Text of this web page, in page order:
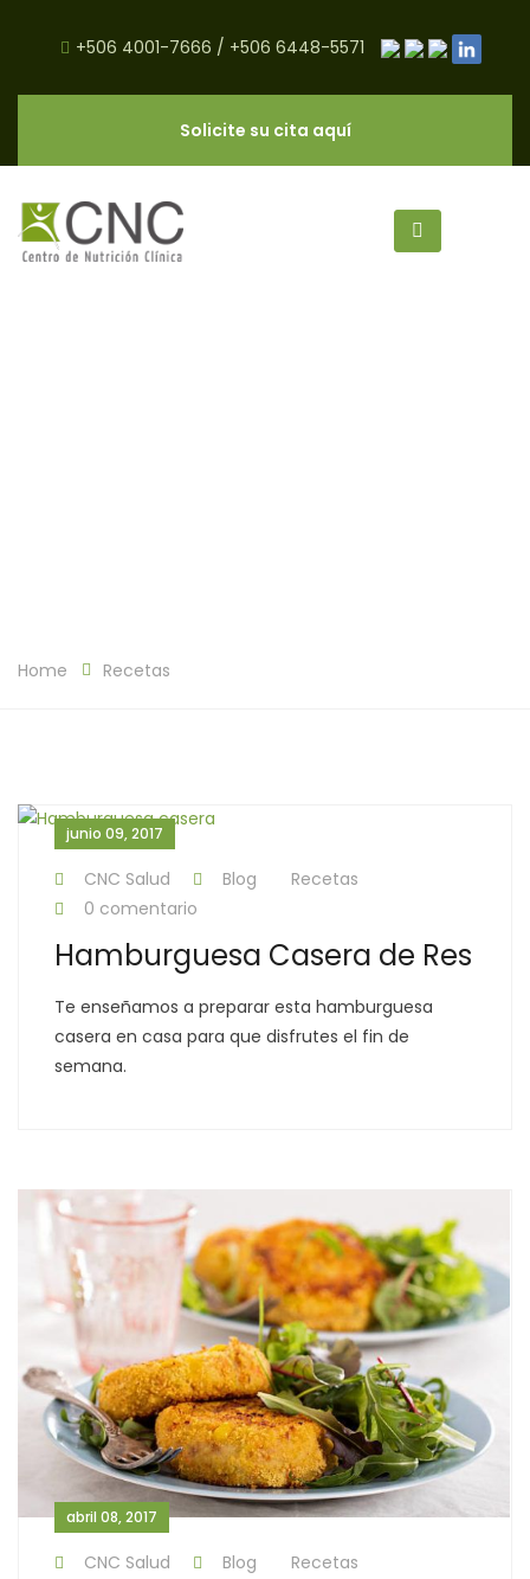
+506 4001-7666 / +506 6448-5571
Solicite su cita aquí
Home Recetas
junio 09, 2017
CNC Salud Blog
Recetas
0 comentario
Hamburguesa Casera de Res
Te enseñamos a preparar esta hamburguesa
casera en casa para que disfrutes el fin de
semana.
abril 08, 2017
CNC Salud Blog
Recetas